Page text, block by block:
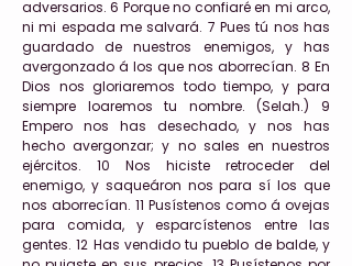
adversarios. 6 Porque no confiaré en mi arco,
ni mi espada me salvará. 7 Pues tú nos has
guardado de nuestros enemigos, y has
avergonzado á los que nos aborrecían. 8 En
Dios nos gloriaremos todo tiempo, y para
siempre loaremos tu nombre. (Selah.) 9
Empero nos has desechado, y nos has
hecho avergonzar; y no sales en nuestros
ejércitos. 10 Nos hiciste retroceder del
enemigo, y saqueáron nos para sí los que
nos aborrecían. 11 Pusístenos como á ovejas
para comida, y esparcístenos entre las
gentes. 12 Has vendido tu pueblo de balde, y